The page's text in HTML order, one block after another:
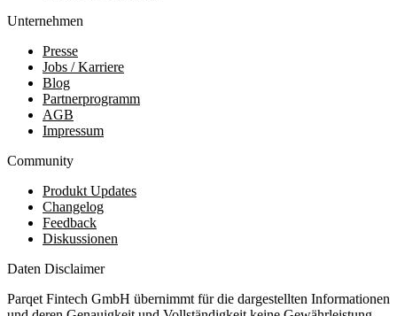
Unternehmen
Presse
Jobs / Karriere
Blog
Partnerprogramm
AGB
Impressum
Community
Produkt Updates
Changelog
Feedback
Diskussionen
Daten Disclaimer
Parqet Fintech GmbH übernimmt für die dargestellten Informationen